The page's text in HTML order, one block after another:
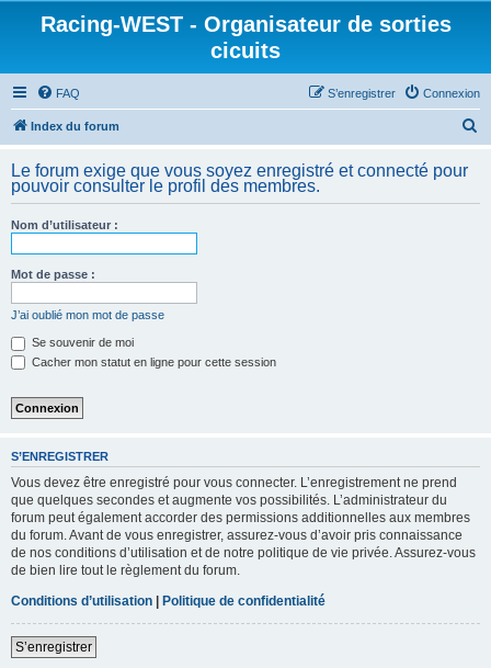
Racing-WEST - Organisateur de sorties
cicuits
FAQ Connexion
S’enregistrer
Index du forum
h
Le forum exige que vous soyez enregistré et connecté pour
pouvoir consulter le profil des membres.
Nom d’utilisateur :
Mot de passe :
J’ai oublié mon mot de passe
Se souvenir de moi
Cacher mon statut en ligne pour cette session
S’ENREGISTRER
Vous devez être enregistré pour vous connecter. L’enregistrement ne prend
que quelques secondes et augmente vos possibilités. L’administrateur du
forum peut également accorder des permissions additionnelles aux membres
du forum. Avant de vous enregistrer, assurez-vous d’avoir pris connaissance
de nos conditions d’utilisation et de notre politique de vie privée. Assurez-vous
de bien lire tout le règlement du forum.
Conditions d’utilisation | Politique de confidentialité
S’enregistrer